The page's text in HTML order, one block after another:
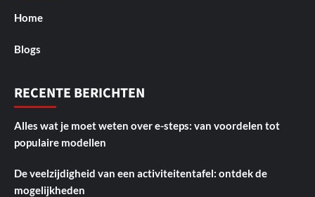
Home
Blogs
RECENTE BERICHTEN
Alles wat je moet weten over e-steps: van voordelen tot
populaire modellen
De veelzijdigheid van een activiteitentafel: ontdek de
mogelijkheden